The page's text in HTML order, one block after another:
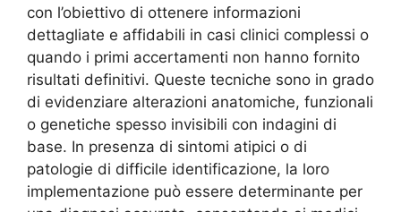
con l’obiettivo di ottenere informazioni
dettagliate e affidabili in casi clinici complessi o
quando i primi accertamenti non hanno fornito
risultati definitivi. Queste tecniche sono in grado
di evidenziare alterazioni anatomiche, funzionali
o genetiche spesso invisibili con indagini di
base. In presenza di sintomi atipici o di
patologie di difficile identificazione, la loro
implementazione può essere determinante per